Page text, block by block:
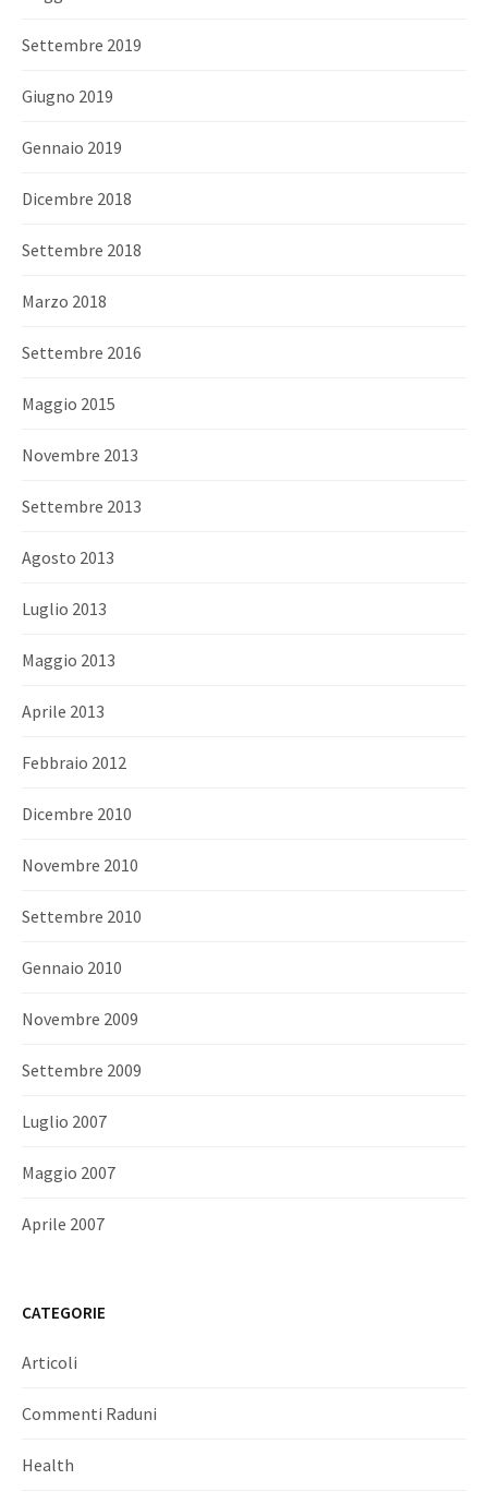
Settembre 2019
Giugno 2019
Gennaio 2019
Dicembre 2018
Settembre 2018
Marzo 2018
Settembre 2016
Maggio 2015
Novembre 2013
Settembre 2013
Agosto 2013
Luglio 2013
Maggio 2013
Aprile 2013
Febbraio 2012
Dicembre 2010
Novembre 2010
Settembre 2010
Gennaio 2010
Novembre 2009
Settembre 2009
Luglio 2007
Maggio 2007
Aprile 2007
CATEGORIE
Articoli
Commenti Raduni
Health